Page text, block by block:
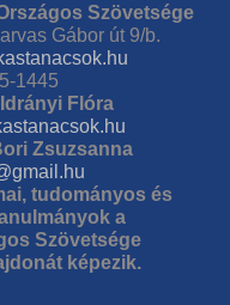
Szövetsége
Gábor út 9/b.
1445
Flóra
Zsuzsanna
tudományos és
a
Szövetsége
képezik.